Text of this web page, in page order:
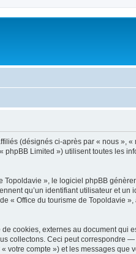
(désignés ci-après par « nous », «
Limited ») utilisent toutes les
», le logiciel phpBB
qu’un identifiant utilisateur et un
« Office du tourisme de Topoldavie
cookies, externes au document qui
collectons. Ceci peut correspondre
votre compte ») et les messages